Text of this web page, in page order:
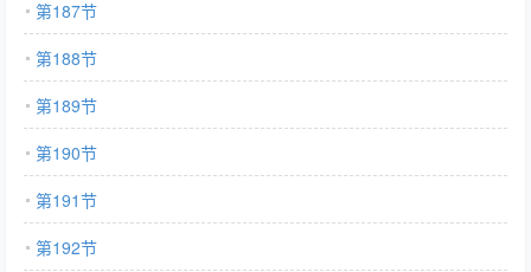
第187节
第188节
第189节
第190节
第191节
第192节